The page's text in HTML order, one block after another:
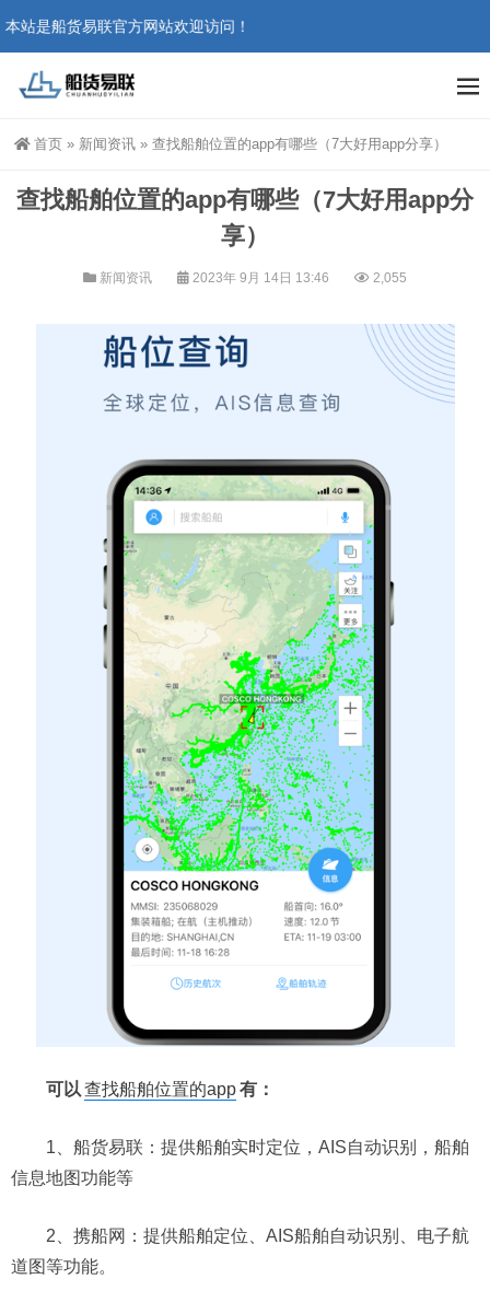
站是船货易联官方网站欢迎访问！
首页 » 新闻资讯 » 查找船舶位置的app有哪些（7大好用app分享）
查找船舶位置的app有哪些（7大好用app分
享）
新闻资讯 2023年 9月 14日 13:46 2,055
可以 查找船舶位置的app有：
1、船货易联：提供船舶实时定位，AIS自动识别，船舶
信息地图功能等
2、携船网：提供船舶定位、AIS船舶自动识别、电子航
道图等功能。